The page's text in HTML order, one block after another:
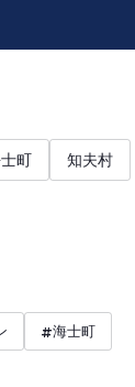
町 知夫村
#海士町